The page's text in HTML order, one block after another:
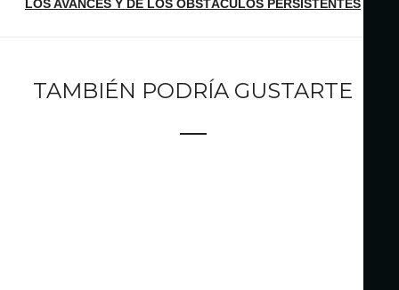
LOS AVANCES Y DE LOS OBSTÁCULOS PERSISTENTES
TAMBIÉN PODRÍA GUSTARTE